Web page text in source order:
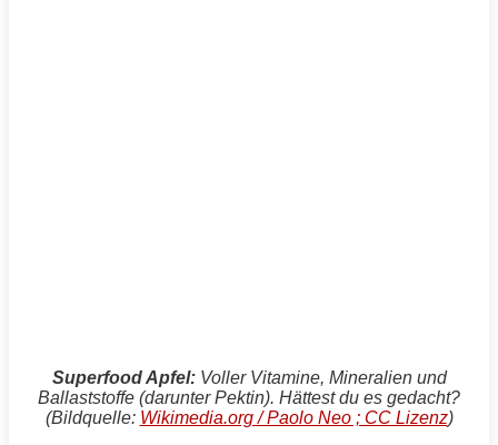
Superfood Apfel:Voller Vitamine, Mineralien und
Ballaststoffe (darunter Pektin). Hättest du es gedacht?
(Bildquelle: Wikimedia.org / Paolo Neo ; CC Lizenz)